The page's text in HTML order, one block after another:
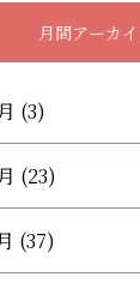
月間アーカ
(3)
(23)
(37)